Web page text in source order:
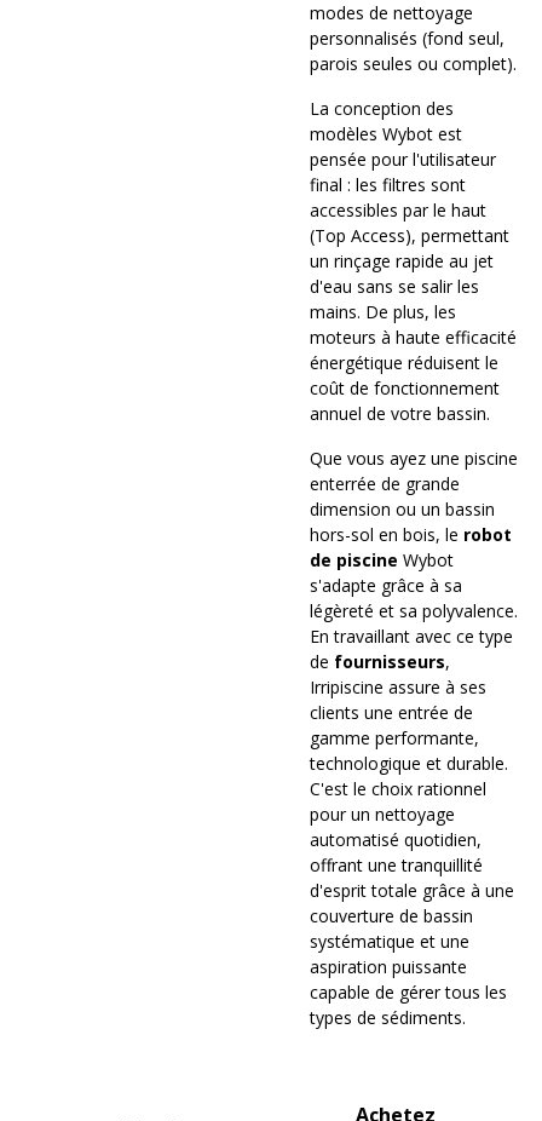
modes de nettoyage
personnalisés (fond seul,
parois seules ou complet).
La conception des
modèles Wybot est
pensée pour l'utilisateur
final : les filtres sont
accessibles par le haut
(Top Access), permettant
un rinçage rapide au jet
d'eau sans se salir les
mains. De plus, les
moteurs à haute efficacité
énergétique réduisent le
coût de fonctionnement
annuel de votre bassin.
Que vous ayez une piscine
enterrée de grande
dimension ou un bassin
hors-sol en bois, le robot
de piscine Wybot
s'adapte grâce à sa
légèreté et sa polyvalence.
En travaillant avec ce type
de fournisseurs,
Irripiscine assure à ses
clients une entrée de
gamme performante,
technologique et durable.
C'est le choix rationnel
pour un nettoyage
automatisé quotidien,
offrant une tranquillité
d'esprit totale grâce à une
couverture de bassin
systématique et une
aspiration puissante
capable de gérer tous les
types de sédiments.
Achetez